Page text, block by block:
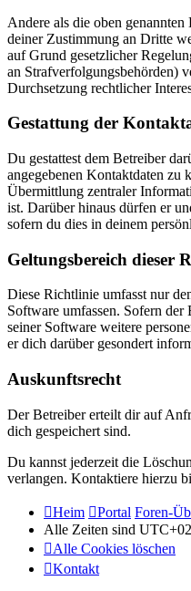
Andere als die oben
deiner Zustimmung an Dritte
auf Grund gesetzlicher
an Strafverfolgungsbehörden)
Durchsetzung rechtlicher
Gestattung der
Du gestattest dem Betreiber
angegebenen Kontaktdaten zu
Übermittlung zentraler
ist. Darüber hinaus dürfen er
sofern du dies in deinem
Geltungsbereich dieser
Diese Richtlinie umfasst nur
Software umfassen. Sofern
seiner Software weitere
er dich darüber gesondert
Auskunftsrecht
Der Betreiber erteilt dir auf
dich gespeichert sind.
Du kannst jederzeit die
verlangen. Kontaktiere hierzu
Heim Portal Foren-
Alle Zeiten sind
Alle Cookies löschen
Kontakt